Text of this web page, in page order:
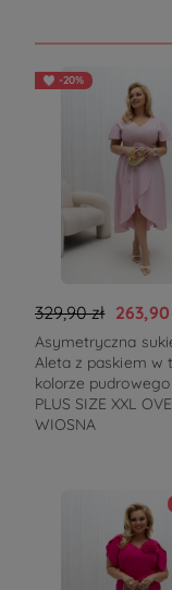
-20%
329,90 zł 263,90
Asymetryczna
Aleta z paskiem w
kolorze
PLUS SIZE XXL
WIOSNA